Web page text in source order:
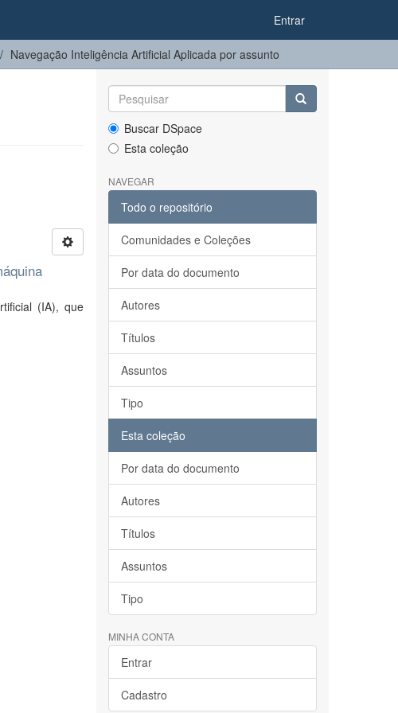
Entrar
Navegação Inteligência Artificial Aplicada por assunto
(IA), que
Buscar DSpace
Esta coleção
NAVEGAR
Todo o repositório
Comunidades e Coleções
Por data do documento
Autores
Títulos
Assuntos
Tipo
Esta coleção
Por data do documento
Autores
Títulos
Assuntos
Tipo
MINHA CONTA
Entrar
Cadastro